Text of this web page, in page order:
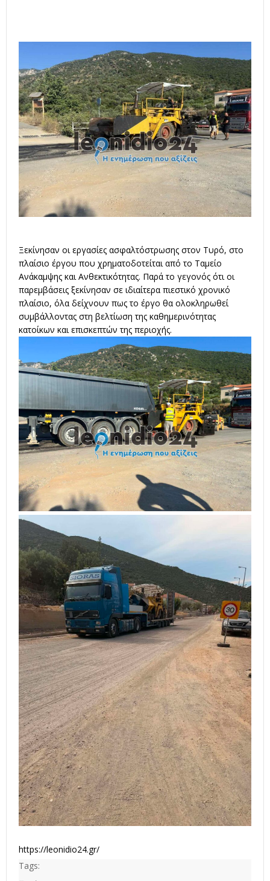
Ξεκίνησαν οι εργασίες ασφαλτόστρωσης στον Τυρό, στο
πλαίσιο έργου που χρηματοδοτείται από το Ταμείο
Ανάκαμψης και Ανθεκτικότητας. Παρά το γεγονός ότι οι
παρεμβάσεις ξεκίνησαν σε ιδιαίτερα πιεστικό χρονικό
πλαίσιο, όλα δείχνουν πως το έργο θα ολοκληρωθεί
συμβάλλοντας στη βελτίωση της καθημερινότητας
κατοίκων και επισκεπτών της περιοχής.
https://leonidio24.gr/
Tags: